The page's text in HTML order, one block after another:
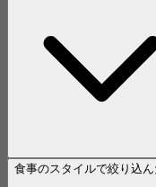
食事のスタイルで絞り込